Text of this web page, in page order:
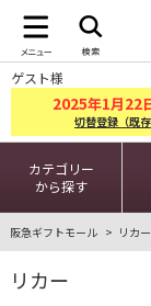
ゲスト様
2025年1月22
切替登録（既
カテゴリー
から探す
阪急ギフトモール リカー
リカー